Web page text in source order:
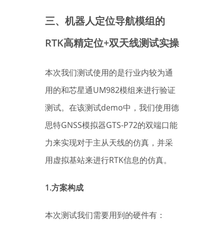
三、机器人定位导航模组的
RTK高精定位+双天线测试实操
本次我们测试使用的是行业内较为通
用的和芯星通UM982模组来进行验证
测试。在该测试demo中，我们使用德
思特GNSS模拟器GTS-P72的双端口能
力来实现对于主从天线的仿真，并采
用虚拟基站来进行RTK信息的仿真。
1.方案构成
本次测试我们需要用到的硬件有：